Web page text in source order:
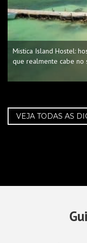
Mistica Island Hostel:
que realmente cabe no
VEJA TODAS AS